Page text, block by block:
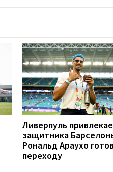
Ливерпуль
защитника
Рональд Араухо
переходу